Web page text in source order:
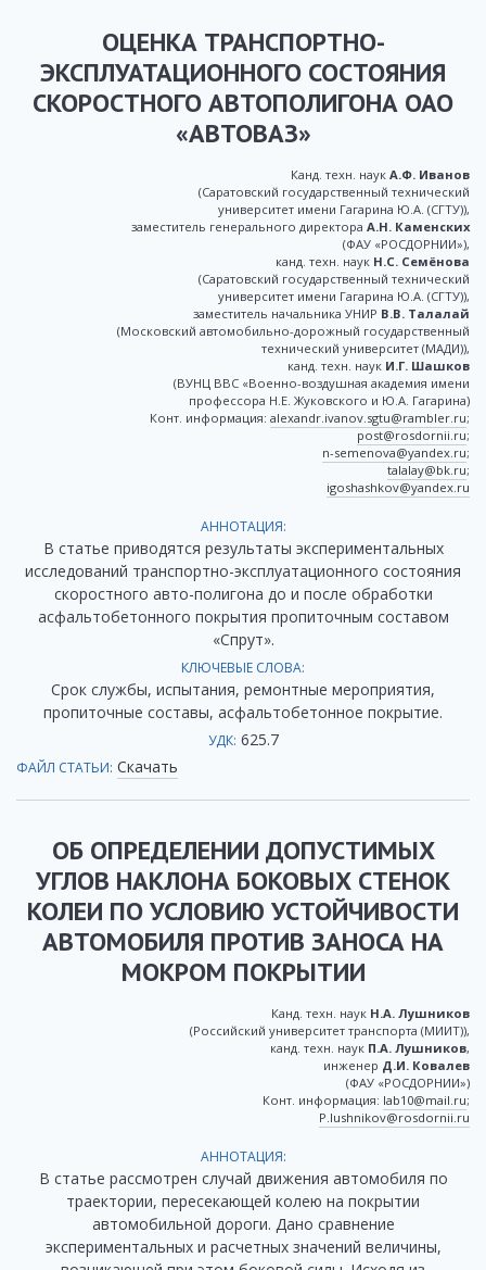
ОЦЕНКА ТРАНСПОРТНО-
ЭКСПЛУАТАЦИОННОГО СОСТОЯНИЯ
СКОРОСТНОГО АВТОПОЛИГОНА ОАО
«АВТОВАЗ»
Канд. техн. наук А.Ф. Иванов
(Саратовский государственный технический
университет имени Гагарина Ю.А. (СГТУ)),
заместитель генерального директора А.Н. Каменских
(ФАУ «РОСДОРНИИ»),
канд. техн. наук Н.С. Семёнова
(Саратовский государственный технический
университет имени Гагарина Ю.А. (СГТУ)),
заместитель начальника УНИР В.В. Талалай
(Московский автомобильно-дорожный государственный
технический университет (МАДИ)),
канд. техн. наук И.Г. Шашков
(ВУНЦ ВВС «Военно-воздушная академия имени
профессора Н.Е. Жуковского и Ю.А. Гагарина)
Конт. информация: alexandr.ivanov.sgtu@rambler.ru;
post@rosdornii.ru;
n-semenova@yandex.ru;
talalay@bk.ru;
igoshashkov@yandex.ru
АННОТАЦИЯ:
В статье приводятся результаты экспериментальных
исследований транспортно-эксплуатационного состояния
скоростного авто-полигона до и после обработки
асфальтобетонного покрытия пропиточным составом
«Спрут».
КЛЮЧЕВЫЕ СЛОВА:
Срок службы, испытания, ремонтные мероприятия,
пропиточные составы, асфальтобетонное покрытие.
УДК: 625.7
ФАЙЛ СТАТЬИ: Скачать
ОБ ОПРЕДЕЛЕНИИ ДОПУСТИМЫХ
УГЛОВ НАКЛОНА БОКОВЫХ СТЕНОК
КОЛЕИ ПО УСЛОВИЮ УСТОЙЧИВОСТИ
АВТОМОБИЛЯ ПРОТИВ ЗАНОСА НА
МОКРОМ ПОКРЫТИИ
Канд. техн. наук Н.А. Лушников
(Российский университет транспорта (МИИТ)),
канд. техн. наук П.А. Лушников,
инженер Д.И. Ковалев
(ФАУ «РОСДОРНИИ»)
Конт. информация: lab10@mail.ru;
P.lushnikov@rosdornii.ru
АННОТАЦИЯ:
В статье рассмотрен случай движения автомобиля по
траектории, пересекающей колею на покрытии
автомобильной дороги. Дано сравнение
экспериментальных и расчетных значений величины,